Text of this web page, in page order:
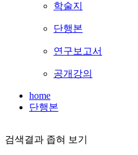
학술지
단행본
연구보고서
공개강의
home
단행본
검색결과 좁혀 보기